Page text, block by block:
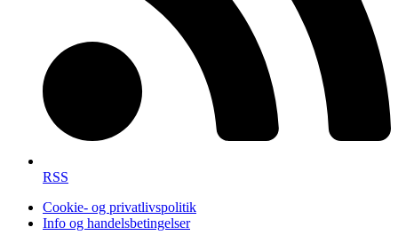
RSS
Cookie- og privatlivspolitik
Info og handelsbetingelser